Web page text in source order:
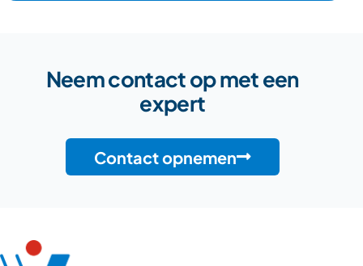
Neem contact op met een
expert
Contact opnemen